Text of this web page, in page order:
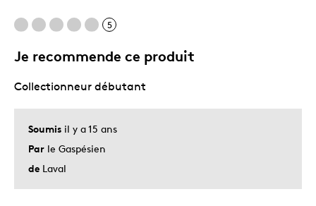
5
Je recommende ce produit
Soumis il y a 15 ans
Par le Gaspésien
de Laval
Collectionneur débutant